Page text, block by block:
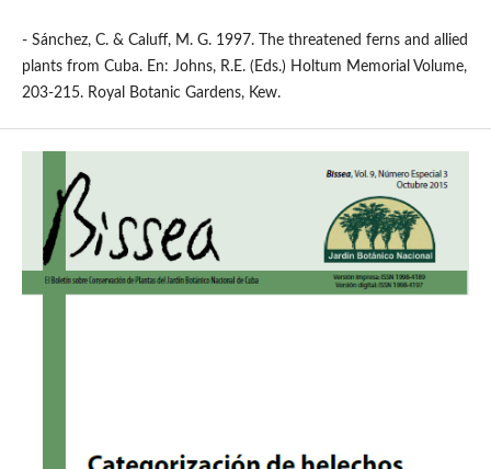
- Sánchez, C. & Caluff, M. G. 1997. The threatened ferns and allied
plants from Cuba. En: Johns, R.E. (Eds.) Holtum Memorial Volume,
203-215. Royal Botanic Gardens, Kew.